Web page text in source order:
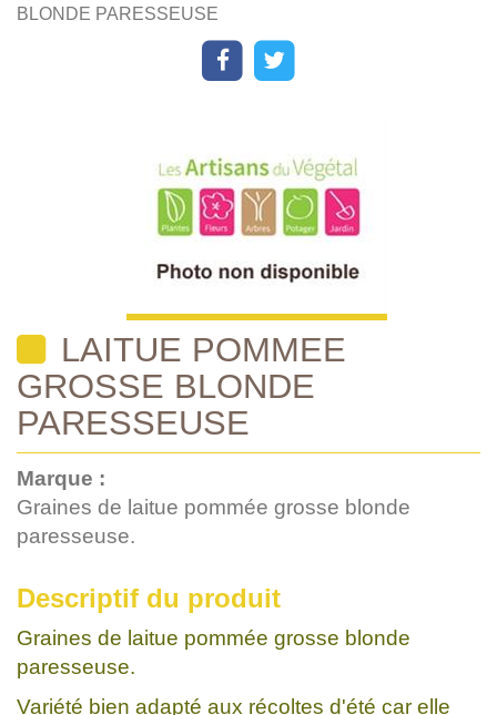
BLONDE PARESSEUSE
LAITUE POMMEE
GROSSE BLONDE
PARESSEUSE
Marque :
Graines de laitue pommée grosse blonde
paresseuse.
Descriptif du produit
Graines de laitue pommée grosse blonde
paresseuse.
Variété bien adapté aux récoltes d'été car elle